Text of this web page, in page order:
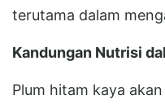
terutama dalam
Kandungan Nutrisi
Plum hitam kaya